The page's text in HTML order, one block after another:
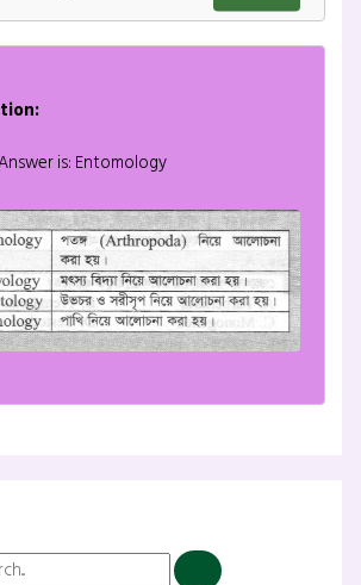
is: Entomology